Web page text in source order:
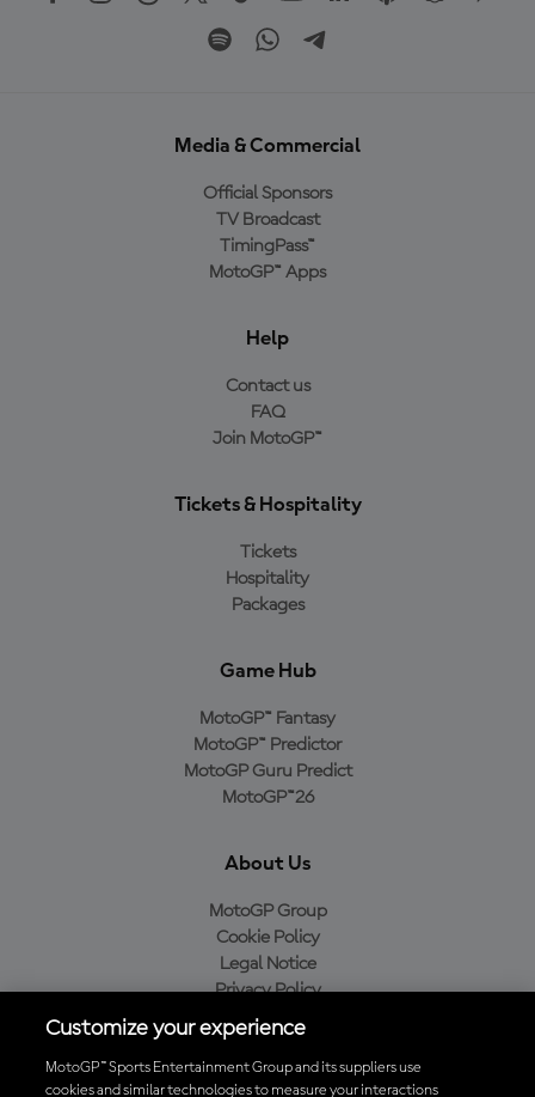
Media & Commercial
Official Sponsors
TV Broadcast
TimingPass™
MotoGP™ Apps
Help
Contact us
FAQ
Join MotoGP™
Tickets & Hospitality
Tickets
Hospitality
Packages
Game Hub
MotoGP™ Fantasy
MotoGP™ Predictor
MotoGP Guru Predict
MotoGP™26
About Us
MotoGP Group
Cookie Policy
Legal Notice
Privacy Policy
Purchase Policy
Customize your experience
MotoGP™ Sports Entertainment Group and its suppliers use
cookies and similar technologies to measure your interactions